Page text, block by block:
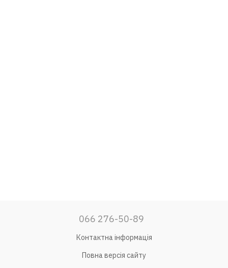
066 276-50-89
Контактна інформація
Повна версія сайту